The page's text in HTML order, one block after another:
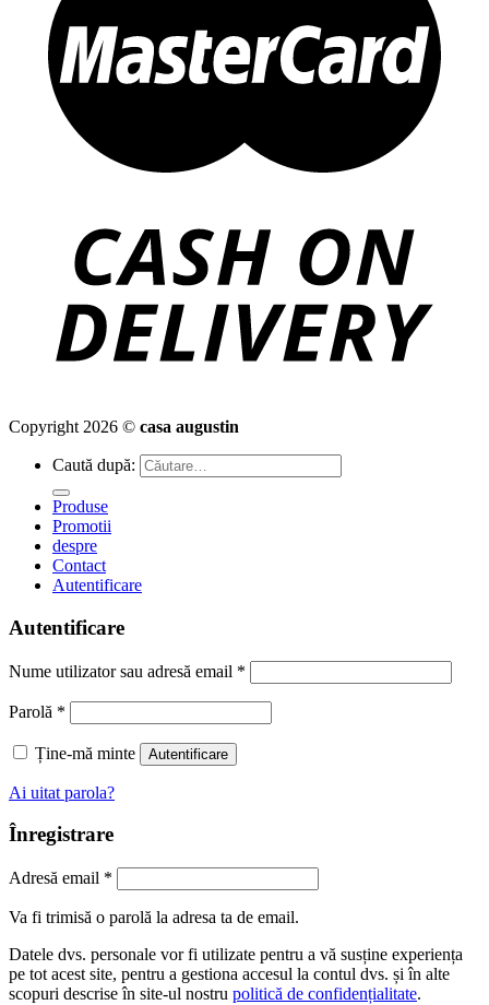
Copyright 2026 © casa augustin
Caută după:
Produse
Promotii
despre
Contact
Autentificare
Autentificare
Nume utilizator sau adresă email *
Parolă *
Ține-mă minte Autentificare
Ai uitat parola?
Înregistrare
Adresă email *
Va fi trimisă o parolă la adresa ta de email.
Datele dvs. personale vor fi utilizate pentru a vă susține experiența
pe tot acest site, pentru a gestiona accesul la contul dvs. și în alte
scopuri descrise în site-ul nostru politică de confidențialitate.